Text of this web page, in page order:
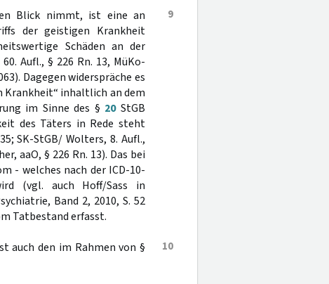
9
Blick nimmt, ist eine an
der geistigen Krankheit
Schäden an der
Aufl., § 226 Rn. 13, MüKo-
Dagegen widerspräche es
Krankheit“ inhaltlich an dem
im Sinne des § 20StGB
des Täters in Rede steht
SK-StGB/ Wolters, 8. Aufl.,
aaO, § 226 Rn. 13). Das bei
- welches nach der ICD-10-
(vgl. auch Hoff/Sass in
Band 2, 2010, S. 52
Tatbestand erfasst.
10
auch den im Rahmen von §